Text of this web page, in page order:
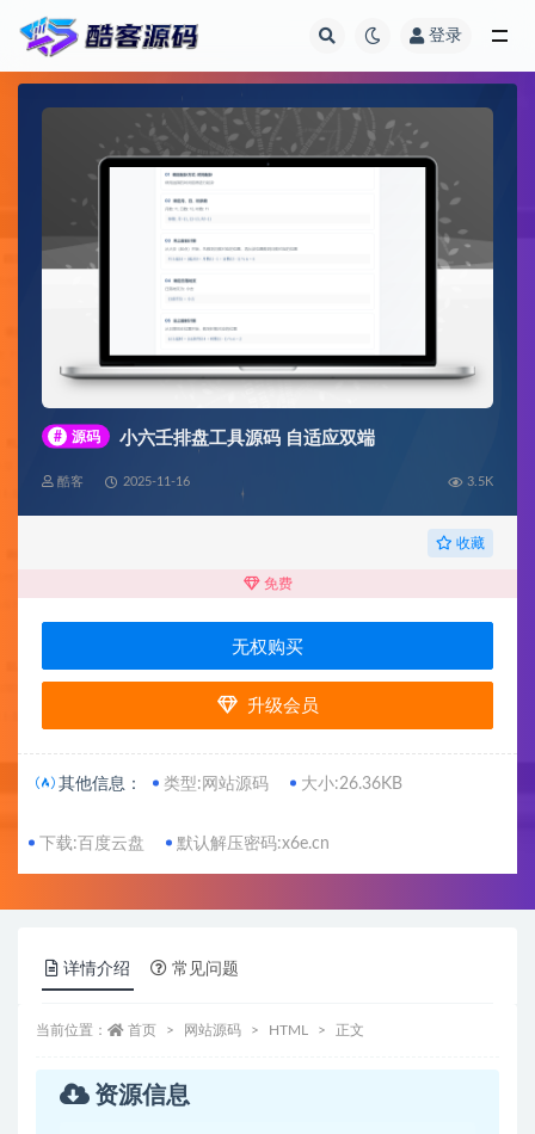
登录
# 源码 小六壬排盘工具源码 自适应双端
酷客 2025-11-16 3.5K
收藏
免费
无权购买
升级会员
其他信息： 类型:网站源码 大小:26.36KB
下载:百度云盘 默认解压密码:x6e.cn
详情介绍 常见问题
当前位置： 首页 网站源码 HTML 正文
资源信息